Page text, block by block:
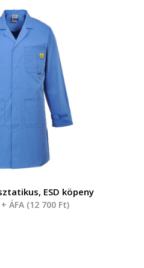
ESD köpeny
+ ÁFA (12 700 Ft)